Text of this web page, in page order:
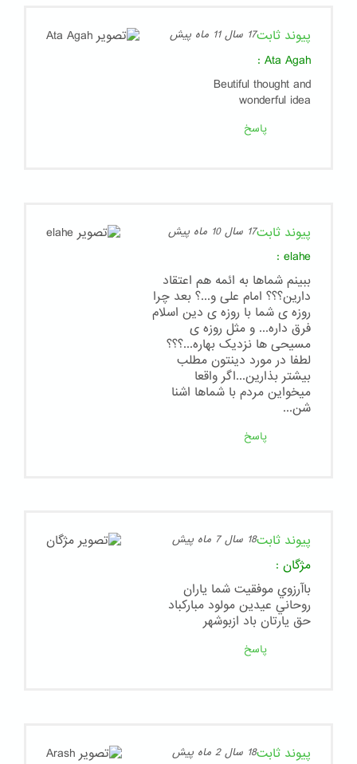
پیوند ثابت17 سال 11 ماه پیش
Ata Agah
:
Beutiful thought and
wonderful idea
پاسخ
پیوند ثابت17 سال 10 ماه پیش
elahe
:
ببینم شماها به ائمه هم اعتقاد
دارین؟؟؟ امام علی و...؟ بعد چرا
روزه ی شما با روزه ی دین اسلام
فرق داره... و مثل روزه ی
مسیحی ها نزدیک بهاره...؟؟؟
لطفا در مورد دینتون مطلب
بیشتر بذارین...اگر واقعا
میخواین مردم با شماها اشنا
شن...
پاسخ
پیوند ثابت18 سال 7 ماه پیش
مژگان :
باآرزوي موفقيت شما ياران
روحاني عيدين مولود مباركباد
حق يارتان باد ازبوشهر
پاسخ
پیوند ثابت18 سال 2 ماه پیش